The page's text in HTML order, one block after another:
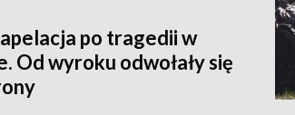
po tragedii w
Od wyroku odwołały się